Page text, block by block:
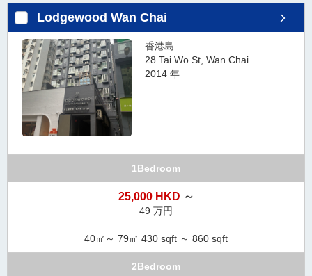
Lodgewood Wan Chai
香港島
28 Tai Wo St, Wan Chai
2014 年
1Bedroom
25,000 HKD ～
49 万円
40㎡～ 79㎡ 430 sqft ～ 860 sqft
2Bedroom